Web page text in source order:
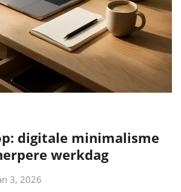
digitale minimalisme
werkdag
3, 2026